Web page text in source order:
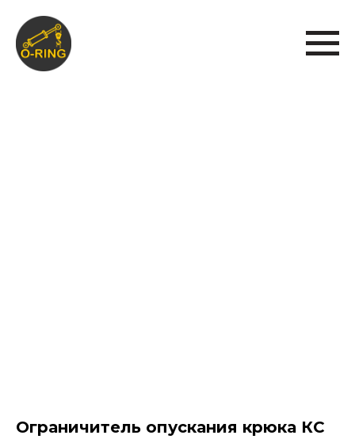
Ограничитель опускания крюка КС